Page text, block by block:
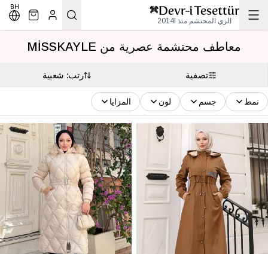
الزي المحتشم منذ 2014l
BH
معاطف محتشمة عصرية من MİSSKAYLE
تصفية رتب: شعبية
نمط جسم لون المزايا